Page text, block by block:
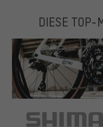
DIESE TOP-